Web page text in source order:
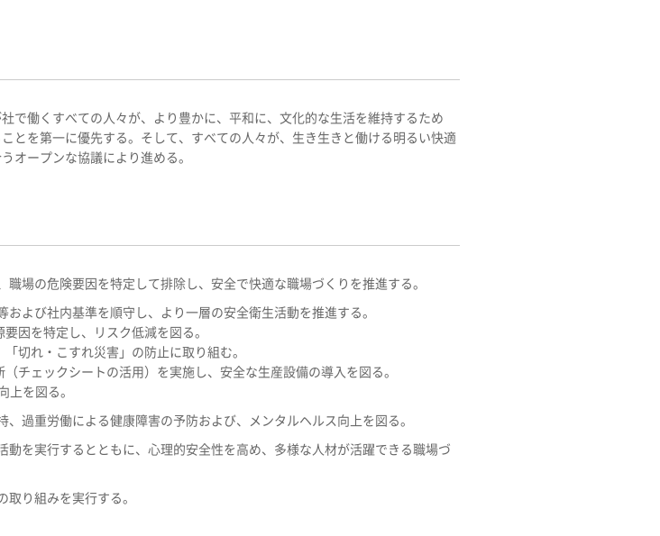
で働くすべての人々が、より豊かに、平和に、文化的な生活を維持するため
とを第一に優先する。そして、すべての人々が、生き生きと働ける明るい快適
オープンな協議により進める。
場の危険要因を特定して排除し、安全で快適な職場づくりを推進する。
よび社内基準を順守し、より一層の安全衛生活動を推進する。
因を特定し、リスク低減を図る。
切れ・こすれ災害」の防止に取り組む。
チェックシートの活用）を実施し、安全な生産設備の導入を図る。
を図る。
過重労働による健康障害の予防および、メンタルヘルス向上を図る。
を実行するとともに、心理的安全性を高め、多様な人材が活躍できる職場づ
り組みを実行する。